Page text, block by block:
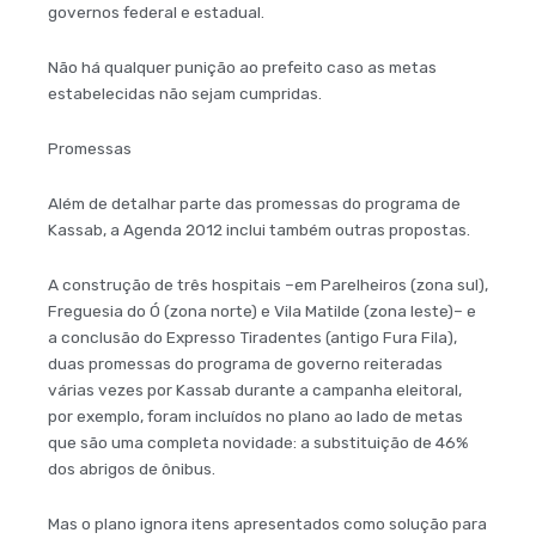
governos federal e estadual.
Não há qualquer punição ao prefeito caso as metas
estabelecidas não sejam cumpridas.
Promessas
Além de detalhar parte das promessas do programa de
Kassab, a Agenda 2012 inclui também outras propostas.
A construção de três hospitais –em Parelheiros (zona sul),
Freguesia do Ó (zona norte) e Vila Matilde (zona leste)– e
a conclusão do Expresso Tiradentes (antigo Fura Fila),
duas promessas do programa de governo reiteradas
várias vezes por Kassab durante a campanha eleitoral,
por exemplo, foram incluídos no plano ao lado de metas
que são uma completa novidade: a substituição de 46%
dos abrigos de ônibus.
Mas o plano ignora itens apresentados como solução para